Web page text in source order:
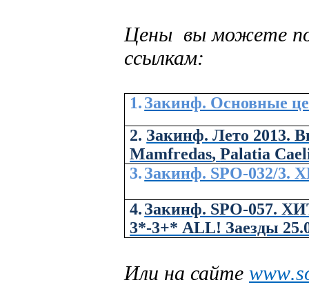
Цены вы можете
ссылкам:
1.Закинф. Основные
2. Закинф. Лето 2013.
Mamfredas,Palatia
3.Закинф. SPO-032/3.
4.Закинф. SPO-057.
3*-3+* ALL! Заезды
Или на сайте www.